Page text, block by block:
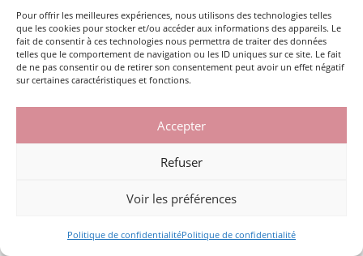
Pour offrir les meilleures expériences, nous utilisons des technologies telles
que les cookies pour stocker et/ou accéder aux informations des appareils. Le
fait de consentir à ces technologies nous permettra de traiter des données
telles que le comportement de navigation ou les ID uniques sur ce site. Le fait
de ne pas consentir ou de retirer son consentement peut avoir un effet négatif
sur certaines caractéristiques et fonctions.
Accepter
Refuser
Voir les préférences
Politique de confidentialitéPolitique de confidentialité
S’INSCRIRE À LA NEWSLETTER
10 PROM. DU BREUIL, 25110 BAUME LES DAMES – 03 81 84 36 41